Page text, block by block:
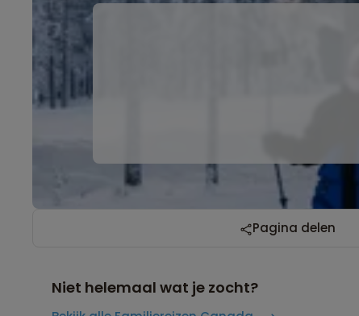
Pagina delen
Niet helemaal wat je zocht?